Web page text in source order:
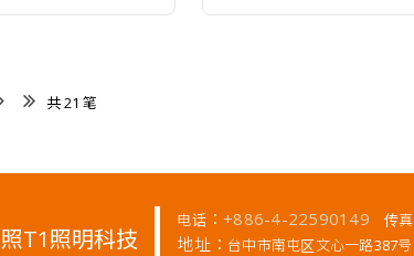
共 21 笔
T1照明科技
电话： +886-4-22590149 传真
地址： 台中市南屯区文心一路387号